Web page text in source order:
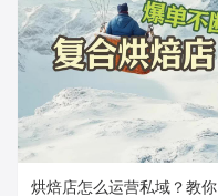
烘焙店怎么运营私域？教你